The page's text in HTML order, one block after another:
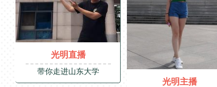
光明直播
带你走进山东大学
光明主播